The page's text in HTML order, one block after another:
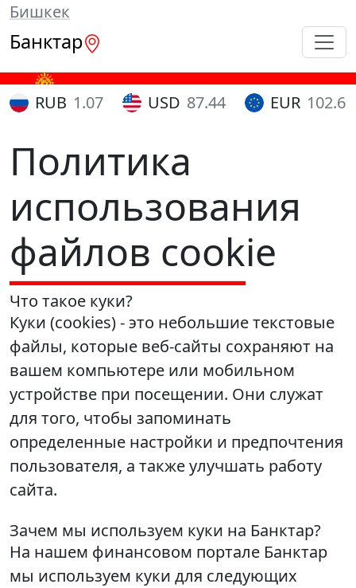
Бишкек
Банктар
RUB 1.07 USD 87.44 EUR 102.65
Политика
использования
файлов cookie
Что такое куки?
Куки (cookies) - это небольшие текстовые
файлы, которые веб-сайты сохраняют на
вашем компьютере или мобильном
устройстве при посещении. Они служат
для того, чтобы запоминать
определенные настройки и предпочтения
пользователя, а также улучшать работу
сайта.
Зачем мы используем куки на Банктар?
На нашем финансовом портале Банктар
мы используем куки для следующих